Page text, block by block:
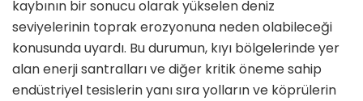
kaybının bir sonucu olarak yükselen deniz
seviyelerinin toprak erozyonuna neden olabileceği
konusunda uyardı. Bu durumun, kıyı bölgelerinde yer
alan enerji santralları ve diğer kritik öneme sahip
endüstriyel tesislerin yanı sıra yolların ve köprülerin